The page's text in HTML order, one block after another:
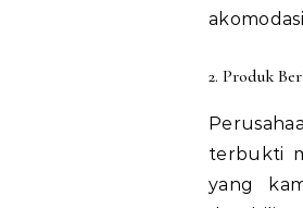
2. Produk
terbukti
yang